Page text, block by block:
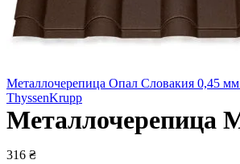
Металлочерепица Опал Словакия 0,45 мм
ThyssenKrupp
Металлочерепица
316 ₴